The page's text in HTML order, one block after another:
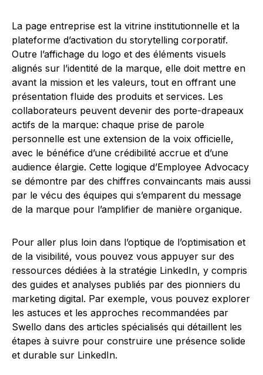
La page entreprise est la vitrine institutionnelle et la
plateforme d’activation du storytelling corporatif.
Outre l’affichage du logo et des éléments visuels
alignés sur l’identité de la marque, elle doit mettre en
avant la mission et les valeurs, tout en offrant une
présentation fluide des produits et services. Les
collaborateurs peuvent devenir des porte-drapeaux
actifs de la marque: chaque prise de parole
personnelle est une extension de la voix officielle,
avec le bénéfice d’une crédibilité accrue et d’une
audience élargie. Cette logique d’Employee Advocacy
se démontre par des chiffres convaincants mais aussi
par le vécu des équipes qui s’emparent du message
de la marque pour l’amplifier de manière organique.
Pour aller plus loin dans l’optique de l’optimisation et
de la visibilité, vous pouvez vous appuyer sur des
ressources dédiées à la stratégie LinkedIn, y compris
des guides et analyses publiés par des pionniers du
marketing digital. Par exemple, vous pouvez explorer
les astuces et les approches recommandées par
Swello dans des articles spécialisés qui détaillent les
étapes à suivre pour construire une présence solide
et durable sur LinkedIn.